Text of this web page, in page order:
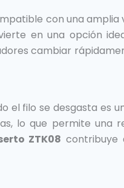
con una
en una opción
cambiar
filo se desgasta es
lo que permite una
ZTK08 contribuye